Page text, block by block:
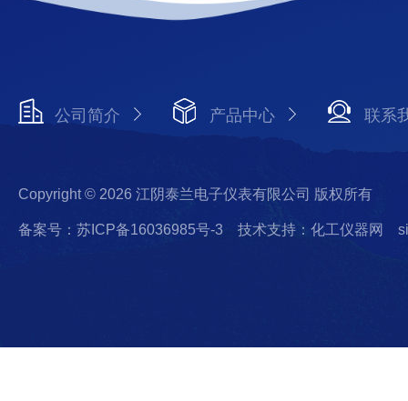
公司简介 产品中心 联系
Copyright © 2026 江阴泰兰电子仪表有限公司 版权所有
备案号：苏ICP备16036985号-3 技术支持：化工仪器网